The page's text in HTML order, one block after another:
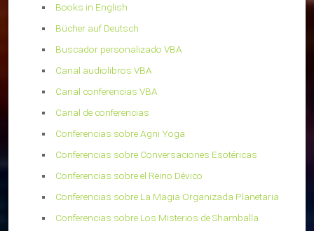
Books in English
Bücher auf Deutsch
Buscador personalizado VBA
Canal audiolibros VBA
Canal conferencias VBA
Canal de conferencias
Conferencias sobre Agni Yoga
Conferencias sobre Conversaciones Esotéricas
Conferencias sobre el Reino Dévico
Conferencias sobre La Magia Organizada Planetaria
Conferencias sobre Los Misterios de Shamballa